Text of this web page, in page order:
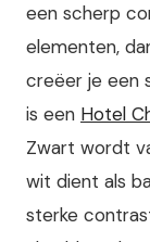
een scherp
elementen,
creëer je een
is een Hotel
Zwart wordt
wit dient als
sterke